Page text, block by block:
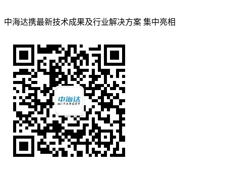
中海达携最新技术成果及行业解决方案 集中亮相